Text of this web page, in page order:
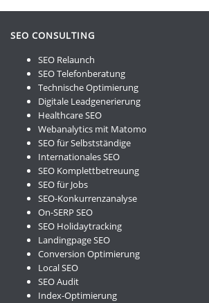
SEO CONSULTING
SEO Relaunch
SEO Telefonberatung
Technische Optimierung
Digitale Leadgenerierung
Healthcare SEO
Webanalytics mit Matomo
SEO für Selbstständige
Internationales SEO
SEO Komplettbetreuung
SEO für Jobs
SEO-Konkurrenzanalyse
On-SERP SEO
SEO Holidaytracking
Landingpage SEO
Conversion Optimierung
Local SEO
SEO Audit
Index-Optimierung